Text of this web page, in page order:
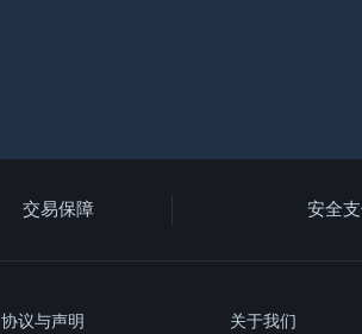
交易保障 安全
协议与声明 关于我们